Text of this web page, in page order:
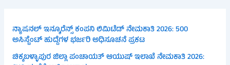
ನ್ಯಾಷನಲ್ ಇನ್ಶೂರೆನ್ಸ್ ಕಂಪನಿ ಲಿಮಿಟೆಡ್ ನೇಮಕಾತಿ 2026: 500
ಅಸಿಸ್ಟೆಂಟ್ ಹುದ್ದೆಗಳ ಭರ್ಜರಿ ಅಧಿಸೂಚನೆ ಪ್ರಕಟ
ಚಿಕ್ಕಬಳ್ಳಾಪುರ ಜಿಲ್ಲಾ ಪಂಚಾಯತ್ ಆಯುಷ್ ಇಲಾಖೆ ನೇಮಕಾತಿ 2026: